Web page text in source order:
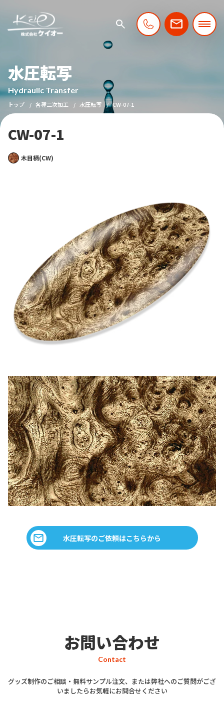
水圧転写
Hydraulic Transfer
トップ 各種二次加工 水圧転写 CW-07-1
CW-07-1
木目柄(CW)
水圧転写のご依頼はこちらから
お問い合わせ
Contact
グッズ制作のご相談・無料サンプル注文、または弊社へのご質問がござ
いましたらお気軽にお問合せください